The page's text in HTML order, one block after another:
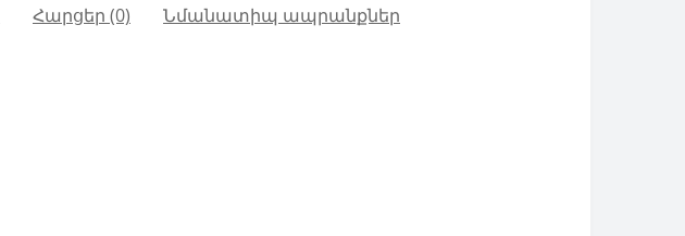
Հարցեր (0) Նմանատիպ ապրանքներ